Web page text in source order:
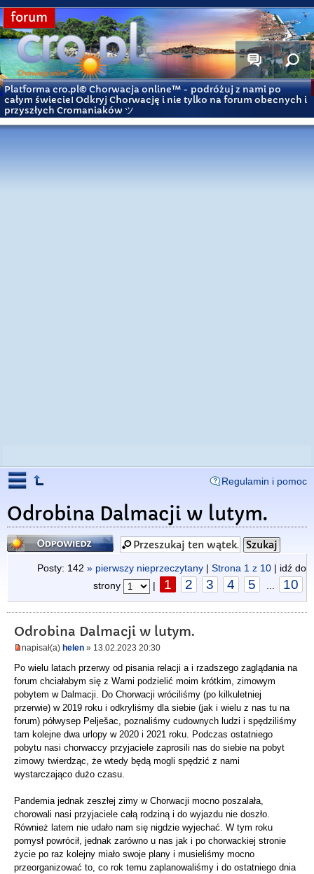
forum
Platforma cro.pl© Chorwacja online™ - podróżuj z nami po
całym świecie! Odkryj Chorwację i nie tylko na forum obecnych i
przyszłych Cromaniaków ツ
Regulamin i pomoc
Odrobina Dalmacji w lutym.
Odpowiedz
Posty: 142 » pierwszy nieprzeczytany | Strona 1 z 10 | idź do
strony
| 1 2 3 4 5 10
Odrobina Dalmacji w lutym.
napisał(a) helen » 13.02.2023 20:30
Po wielu latach przerwy od pisania relacji a i rzadszego zaglądania na
forum chciałabym się z Wami podzielić moim krótkim, zimowym
pobytem w Dalmacji. Do Chorwacji wróciliśmy (po kilkuletniej
przerwie) w 2019 roku i odkryliśmy dla siebie (jak i wielu z nas tu na
forum) półwysep Pelješac, poznaliśmy cudownych ludzi i spędziliśmy
tam kolejne dwa urlopy w 2020 i 2021 roku. Podczas ostatniego
pobytu nasi chorwaccy przyjaciele zaprosili nas do siebie na pobyt
zimowy twierdząc, że wtedy będą mogli spędzić z nami
wystarczająco dużo czasu.
Pandemia jednak zeszłej zimy w Chorwacji mocno poszalała,
chorowali nasi przyjaciele całą rodziną i do wyjazdu nie doszło.
Również latem nie udało nam się nigdzie wyjechać. W tym roku
pomysł powrócił, jednak zarówno u nas jak i po chorwackiej stronie
życie po raz kolejny miało swoje plany i musieliśmy mocno
przeorganizować to, co rok temu zaplanowaliśmy i do ostatniego dnia